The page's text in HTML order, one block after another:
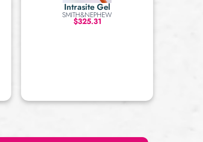
Intrasite Gel
SMITH&NEPHEW
$325.31